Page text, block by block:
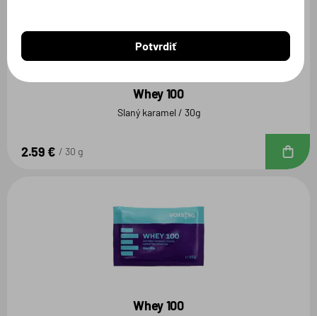
Whey 100
Slaný karamel / 30g
2.59 € 30 g
Whey 100
Potvrdiť